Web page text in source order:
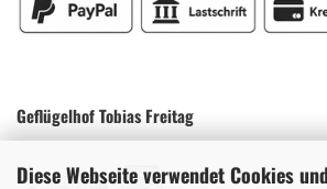
Diese Webseite verwendet Cookies
Geflügelhof Tobias Freitag